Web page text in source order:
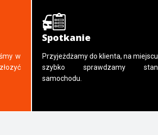
w
Spotkanie
Przyjeżdżamy do klienta, na miejscu
szybko sprawdzamy stan
samochodu.